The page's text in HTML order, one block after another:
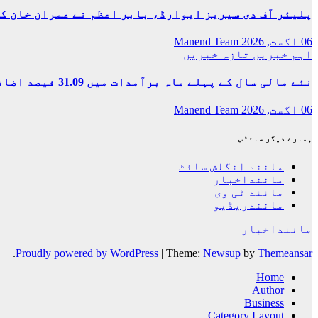
پلیئر آف دی سیریز ایوارڈ، بابر اعظم نے عمران خان
06 اگست, 2026
Manend Team
اہم خبریں تازہ خبریں
نئے مالی سال کے پہلے ماہ برآمدات میں 31.09 فیصد اضافہ، ادارہ شماریات
06 اگست, 2026 Manend Team
ہمارے دیگر سائٹس
مانند انگلش سائٹ
ماننداخبار
مانند ٹی وی
مانندریڈیو
ماننداخبار
Proudly powered by WordPress | Theme: Newsup by Themeansar
.
Home
Author
Business